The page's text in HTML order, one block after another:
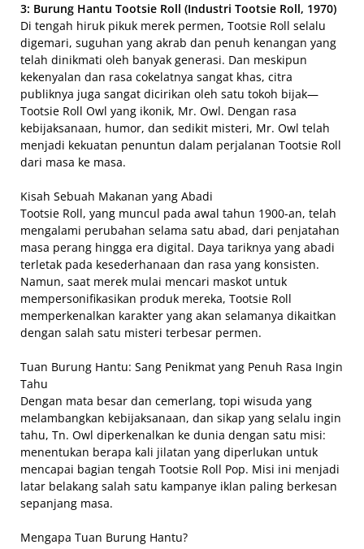
3: Burung Hantu Tootsie Roll (Industri Tootsie Roll, 1970)
Di tengah hiruk pikuk merek permen, Tootsie Roll selalu
digemari, suguhan yang akrab dan penuh kenangan yang
telah dinikmati oleh banyak generasi. Dan meskipun
kekenyalan dan rasa cokelatnya sangat khas, citra
publiknya juga sangat dicirikan oleh satu tokoh bijak—
Tootsie Roll Owl yang ikonik, Mr. Owl. Dengan rasa
kebijaksanaan, humor, dan sedikit misteri, Mr. Owl telah
menjadi kekuatan penuntun dalam perjalanan Tootsie Roll
dari masa ke masa.
Kisah Sebuah Makanan yang Abadi
Tootsie Roll, yang muncul pada awal tahun 1900-an, telah
mengalami perubahan selama satu abad, dari penjatahan
masa perang hingga era digital. Daya tariknya yang abadi
terletak pada kesederhanaan dan rasa yang konsisten.
Namun, saat merek mulai mencari maskot untuk
mempersonifikasikan produk mereka, Tootsie Roll
memperkenalkan karakter yang akan selamanya dikaitkan
dengan salah satu misteri terbesar permen.
Tuan Burung Hantu: Sang Penikmat yang Penuh Rasa Ingin
Tahu
Dengan mata besar dan cemerlang, topi wisuda yang
melambangkan kebijaksanaan, dan sikap yang selalu ingin
tahu, Tn. Owl diperkenalkan ke dunia dengan satu misi:
menentukan berapa kali jilatan yang diperlukan untuk
mencapai bagian tengah Tootsie Roll Pop. Misi ini menjadi
latar belakang salah satu kampanye iklan paling berkesan
sepanjang masa.
Mengapa Tuan Burung Hantu?